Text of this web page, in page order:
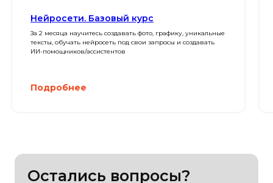
Нейросети. Базовый курс
За 2 месяца научитесь создавать фото, графику, уникальные
тексты, обучать нейросеть под свои запросы и создавать
ИИ-помощников/ассистентов
Подробнее
Остались вопросы?
Свяжитесь с нами!